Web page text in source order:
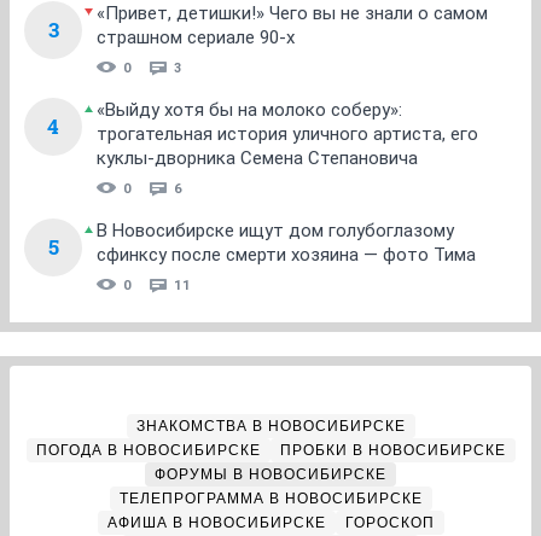
3
«Привет, детишки!» Чего вы не знали о самом
страшном сериале 90-х
0 3
4
«Выйду хотя бы на молоко соберу»:
трогательная история уличного артиста, его
куклы-дворника Семена Степановича
0 6
5
В Новосибирске ищут дом голубоглазому
сфинксу после смерти хозяина — фото Тима
0 11
ЗНАКОМСТВА В НОВОСИБИРСКЕ
ПОГОДА В НОВОСИБИРСКЕ
ПРОБКИ В НОВОСИБИРСКЕ
ФОРУМЫ В НОВОСИБИРСКЕ
ТЕЛЕПРОГРАММА В НОВОСИБИРСКЕ
АФИША В НОВОСИБИРСКЕ
ГОРОСКОП